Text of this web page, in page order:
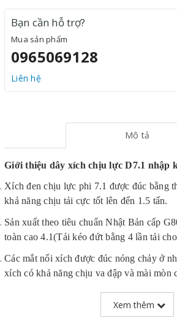
Bạn cần hỗ trợ?
Mua sản phẩm
0965069128
Liên hệ
Mô tả
Giới thiệu dây xích chịu lực D7.1 nhập
Xích đen chịu lực phi 7.1 được đúc bằng
khả năng chịu tải cực tốt lên đến 1.5 tấn.
Sản xuất theo tiêu chuẩn Nhật Bản cấp
toàn cao 4.1(Tải kéo đứt bằng 4 lần tải
Các mắt nối xích được đúc nóng chảy ở
xích có khả năng chịu va đập và mài mòn
Bề mặt xích được tôi luyện đen bóng giúp
việc được tại các môi trường khắc nghiệt
Xem thêm